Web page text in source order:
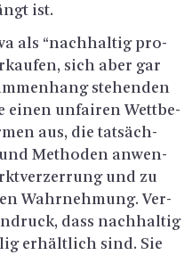
ist.
als “nach­hal­tig pro­
sich aber gar
ste­hen­den
einen un­fai­ren Wett­be­
aus, die tat­säch­
Me­tho­den an­wen­
und zu
Wahr­neh­mung. Ver­
dass nach­hal­tig
er­hält­lich sind. Sie